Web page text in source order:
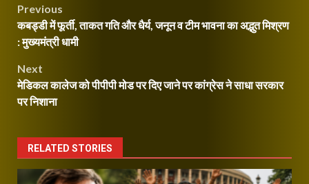
Post
navigation
Previous
कबड्डी में फूर्ती, ताकत गति और धैर्य, जनून व टीम भावना का अद्भुत मिश्रण
: मुख्यमंत्री धामी
Next
मेडिकल कालेज को पीपीपी मोड पर दिए जाने पर कांग्रेस ने साधा सरकार
पर निशाना
RELATED STORIES